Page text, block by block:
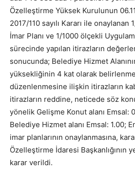
Özelleştirme Yüksek Kurulunun
2017/110 sayılı Kararı ile onaylanan
İmar Planı ve 1/1000 ölçekli
sürecinde yapılan itirazların
sonucunda; Belediye Hizmet
yüksekliğinin 4 kat olarak
düzenlenmesine ilişkin itirazların
itirazların reddine, neticede söz
yönelik Gelişme Konut alanı Emsal:
Belediye Hizmet alanı Emsal: 1.00;
imar planlarının onaylanmasına,
Özelleştirme İdaresi Başkanlığının
karar verildi.